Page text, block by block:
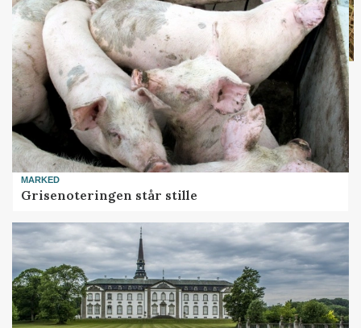
MARKED
Grisenoteringen står stille